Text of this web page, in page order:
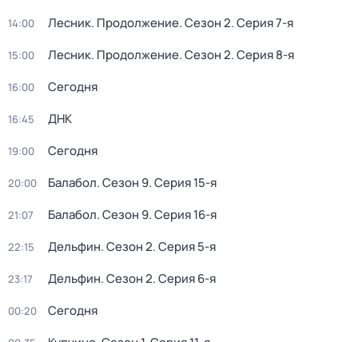
14:00 Лесник. Продолжение. Сезон 2. Серия 7-я
15:00 Лесник. Продолжение. Сезон 2. Серия 8-я
16:00 Сегодня
16:45 ДНК
19:00 Сегодня
20:00 Балабол. Сезон 9. Серия 15-я
21:07 Балабол. Сезон 9. Серия 16-я
22:15 Дельфин. Сезон 2. Серия 5-я
23:17 Дельфин. Сезон 2. Серия 6-я
00:20 Сегодня